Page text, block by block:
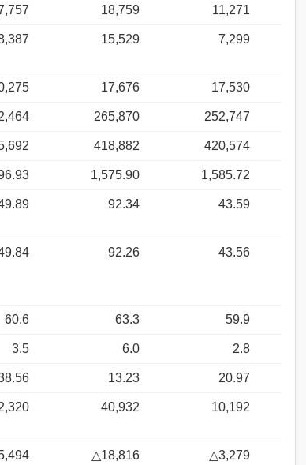
18,759 11,271
15,529 7,299
17,676 17,530
265,870 252,747
418,882 420,574
1,575.90 1,585.72
92.34 43.59
92.26 43.56
60.6 63.3 59.9
3.5 6.0 2.8
13.23 20.97
40,932 10,192
△18,816 △3,279